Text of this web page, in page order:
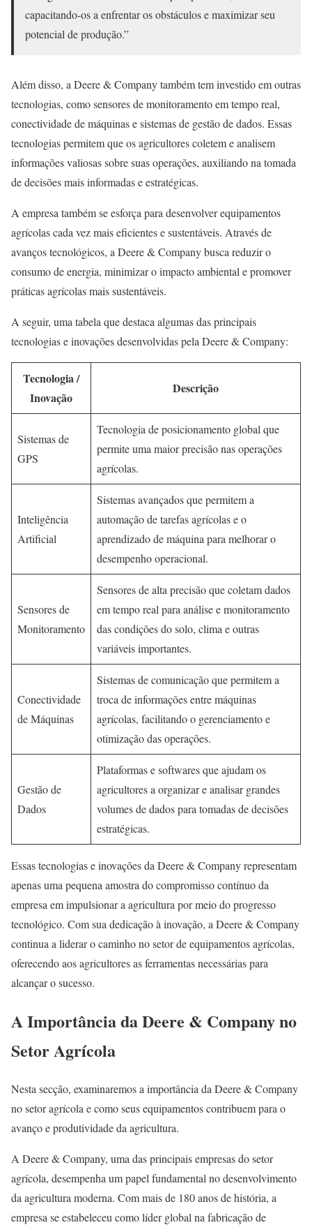
capacitando-os a enfrentar os obstáculos e maximizar seu
potencial de produção.”
Além disso, a Deere & Company também tem investido em outras
tecnologias, como sensores de monitoramento em tempo real,
conectividade de máquinas e sistemas de gestão de dados. Essas
tecnologias permitem que os agricultores coletem e analisem
informações valiosas sobre suas operações, auxiliando na tomada
de decisões mais informadas e estratégicas.
A empresa também se esforça para desenvolver equipamentos
agrícolas cada vez mais eficientes e sustentáveis. Através de
avanços tecnológicos, a Deere & Company busca reduzir o
consumo de energia, minimizar o impacto ambiental e promover
práticas agrícolas mais sustentáveis.
A seguir, uma tabela que destaca algumas das principais
tecnologias e inovações desenvolvidas pela Deere & Company:
Tecnologia /
Inovação
Descrição
Sistemas de
GPS
Tecnologia de posicionamento global que
permite uma maior precisão nas operações
agrícolas.
Inteligência
Artificial
Sistemas avançados que permitem a
automação de tarefas agrícolas e o
aprendizado de máquina para melhorar o
desempenho operacional.
Sensores de
Monitoramento
Sensores de alta precisão que coletam dados
em tempo real para análise e monitoramento
das condições do solo, clima e outras
variáveis importantes.
Conectividade
de Máquinas
Sistemas de comunicação que permitem a
troca de informações entre máquinas
agrícolas, facilitando o gerenciamento e
otimização das operações.
Gestão de
Dados
Plataformas e softwares que ajudam os
agricultores a organizar e analisar grandes
volumes de dados para tomadas de decisões
estratégicas.
Essas tecnologias e inovações da Deere & Company representam
apenas uma pequena amostra do compromisso contínuo da
empresa em impulsionar a agricultura por meio do progresso
tecnológico. Com sua dedicação à inovação, a Deere & Company
continua a liderar o caminho no setor de equipamentos agrícolas,
oferecendo aos agricultores as ferramentas necessárias para
alcançar o sucesso.
A Importância da Deere & Company no
Setor Agrícola
Nesta secção, examinaremos a importância da Deere & Company
no setor agrícola e como seus equipamentos contribuem para o
avanço e produtividade da agricultura.
A Deere & Company, uma das principais empresas do setor
agrícola, desempenha um papel fundamental no desenvolvimento
da agricultura moderna. Com mais de 180 anos de história, a
empresa se estabeleceu como líder global na fabricação de